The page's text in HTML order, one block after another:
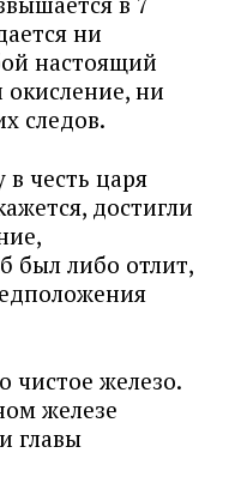
ни
настоящий
ни
следов.
в честь царя
достигли
был либо отлит,
чистое железо.
железе
главы